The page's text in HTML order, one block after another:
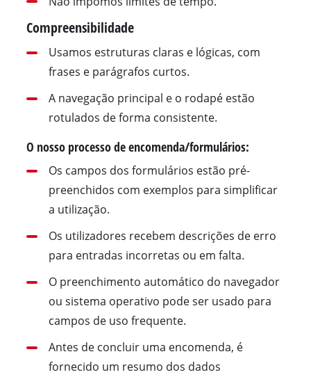
Compreensibilidade
Usamos estruturas claras e lógicas, com
frases e parágrafos curtos.
A navegação principal e o rodapé estão
rotulados de forma consistente.
O nosso processo de encomenda/formulários:
Os campos dos formulários estão pré-
preenchidos com exemplos para simplificar
a utilização.
Os utilizadores recebem descrições de erro
para entradas incorretas ou em falta.
O preenchimento automático do navegador
ou sistema operativo pode ser usado para
campos de uso frequente.
Antes de concluir uma encomenda, é
fornecido um resumo dos dados